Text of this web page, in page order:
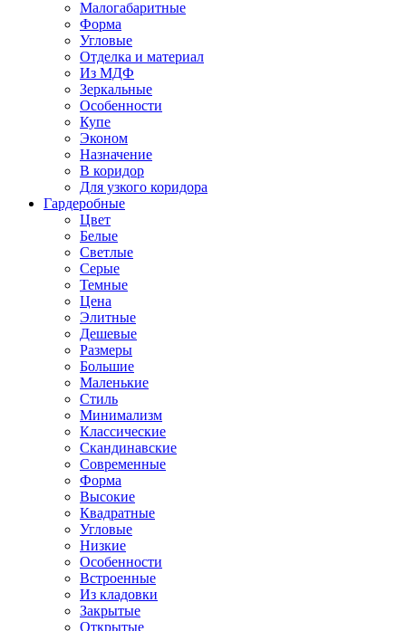
Малогабаритные
Форма
Угловые
Отделка и материал
Из МДФ
Зеркальные
Особенности
Купе
Эконом
Назначение
В коридор
Для узкого коридора
Гардеробные
Цвет
Белые
Светлые
Серые
Темные
Цена
Элитные
Дешевые
Размеры
Большие
Маленькие
Стиль
Минимализм
Классические
Скандинавские
Современные
Форма
Высокие
Квадратные
Угловые
Низкие
Особенности
Встроенные
Из кладовки
Закрытые
Открытые